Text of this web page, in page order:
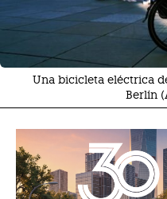
Una bicicleta eléctrica
Berlín